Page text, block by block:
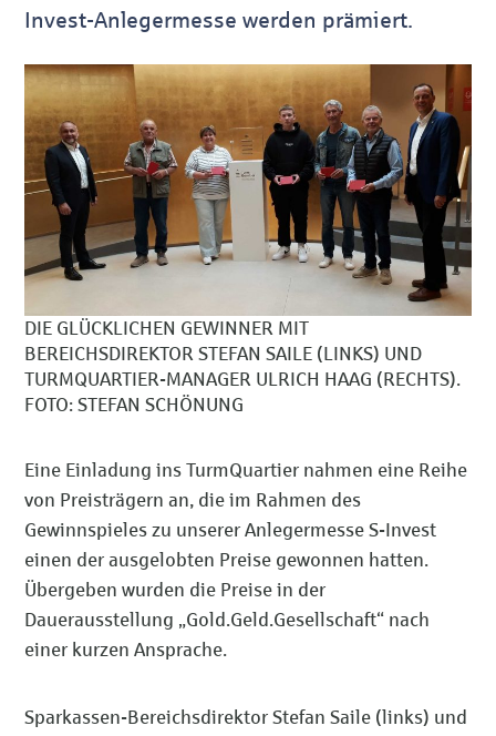
Invest-Anlegermesse werden prämiert.
DIE GLÜCKLICHEN GEWINNER MIT
BEREICHSDIREKTOR STEFAN SAILE (LINKS) UND
TURMQUARTIER-MANAGER ULRICH HAAG (RECHTS).
FOTO: STEFAN SCHÖNUNG
Eine Einladung ins TurmQuartier nahmen eine Reihe
von Preisträgern an, die im Rahmen des
Gewinnspieles zu unserer Anlegermesse S-Invest
einen der ausgelobten Preise gewonnen hatten.
Übergeben wurden die Preise in der
Dauerausstellung „Gold.Geld.Gesellschaft“ nach
einer kurzen Ansprache.
Sparkassen-Bereichsdirektor Stefan Saile (links) und